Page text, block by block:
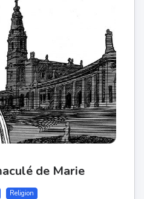
de Marie
Religion